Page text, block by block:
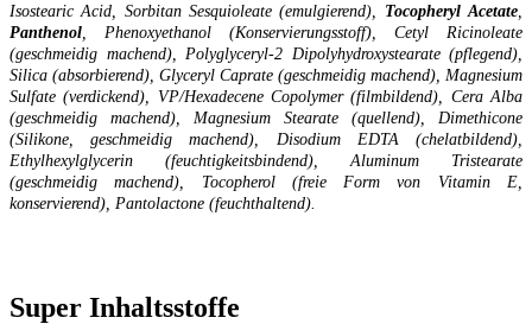
Isostearic Acid, Sorbitan Sesquioleate (emulgierend), Tocopheryl Acetate
Panthenol , Phenoxyethanol (Konservierungsstoff), Cetyl Ricinoleate
(geschmeidig machend), Polyglyceryl-2 Dipolyhydroxystearate (pflegend),
Silica (absorbierend), Glyceryl Caprate (geschmeidig machend), Magnesium
Sulfate (verdickend), VP/Hexadecene Copolymer (filmbildend), Cera Alba
(geschmeidig machend), Magnesium Stearate (quellend), Dimethicone
(Silikone, geschmeidig machend), Disodium EDTA (chelatbildend),
Ethylhexylglycerin (feuchtigkeitsbindend), Aluminum Tristearate
(geschmeidig machend), Tocopherol (freie Form von Vitamin E,
konservierend), Pantolactone (feuchthaltend).
Super Inhaltsstoffe